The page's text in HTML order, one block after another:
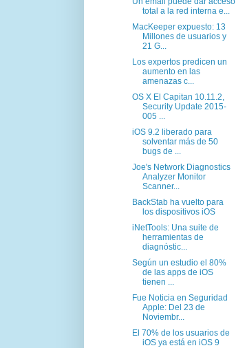
total a la red interna e...
MacKeeper expuesto: 13
Millones de usuarios y
21 G...
Los expertos predicen un
aumento en las
amenazas c...
OS X El Capitan 10.11.2,
Security Update 2015-
005 ...
iOS 9.2 liberado para
solventar más de 50
bugs de ...
Joe's Network Diagnostics
Analyzer Monitor
Scanner...
BackStab ha vuelto para
los dispositivos iOS
iNetTools: Una suite de
herramientas de
diagnóstic...
Según un estudio el 80%
de las apps de iOS
tienen ...
Fue Noticia en Seguridad
Apple: Del 23 de
Noviembr...
El 70% de los usuarios de
iOS ya está en iOS 9